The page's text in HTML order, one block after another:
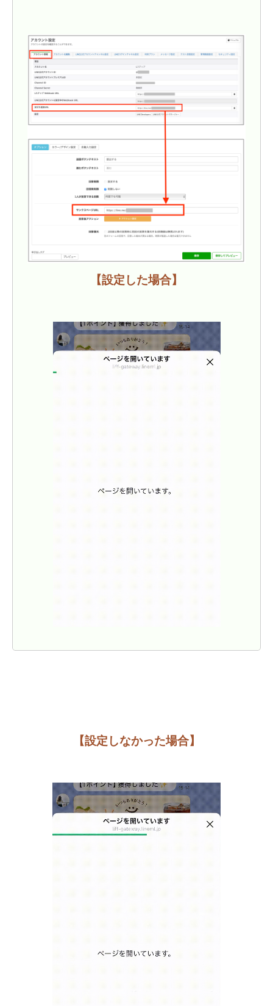
【設定した場合】
【設定しなかった場合】